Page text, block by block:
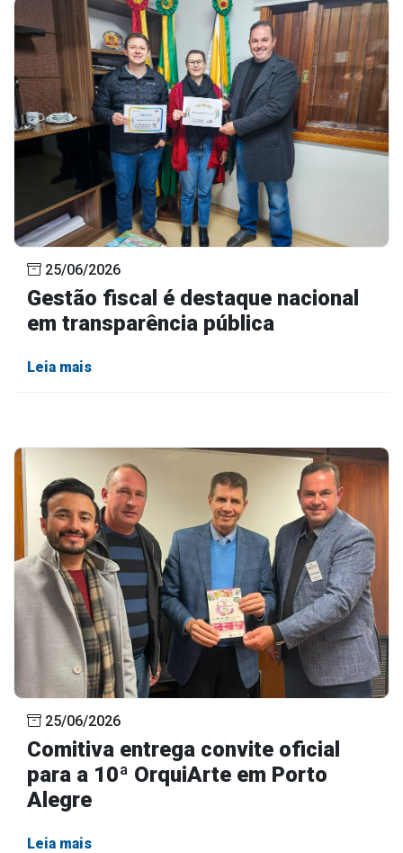
25/06/2026
Gestão fiscal é destaque nacional
em transparência pública
Leia mais
25/06/2026
Comitiva entrega convite oficial
para a 10ª OrquiArte em Porto
Alegre
Leia mais